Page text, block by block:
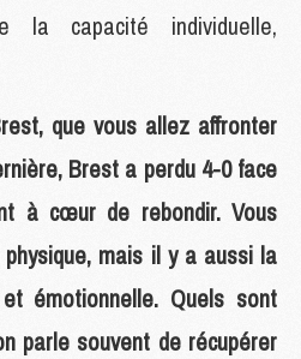
la capacité individuelle,
que vous allez affronter
Brest a perdu 4-0 face
à cœur de rebondir. Vous
mais il y a aussi la
émotionnelle. Quels sont
parle souvent de récupérer